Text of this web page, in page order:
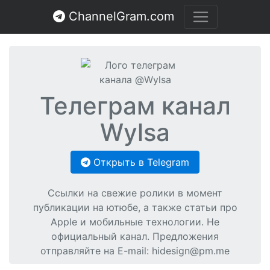
ChannelGram.com
Телеграм канал
Wylsa
Открыть в Telegram
Ссылки на свежие ролики в момент
публикации на ютюбе, а также статьи про
Apple и мобильные технологии. Не
официальный канал. Предложения
отправляйте на E-mail: hidesign@pm.me